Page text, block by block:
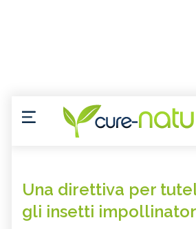
Una direttiva per
gli insetti